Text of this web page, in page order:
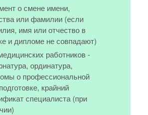
о смене имени,
или фамилии (если
имя или отчество в
и дипломе не совпадают)
работников -
ординатура,
о профессиональной
крайний
специалиста (при